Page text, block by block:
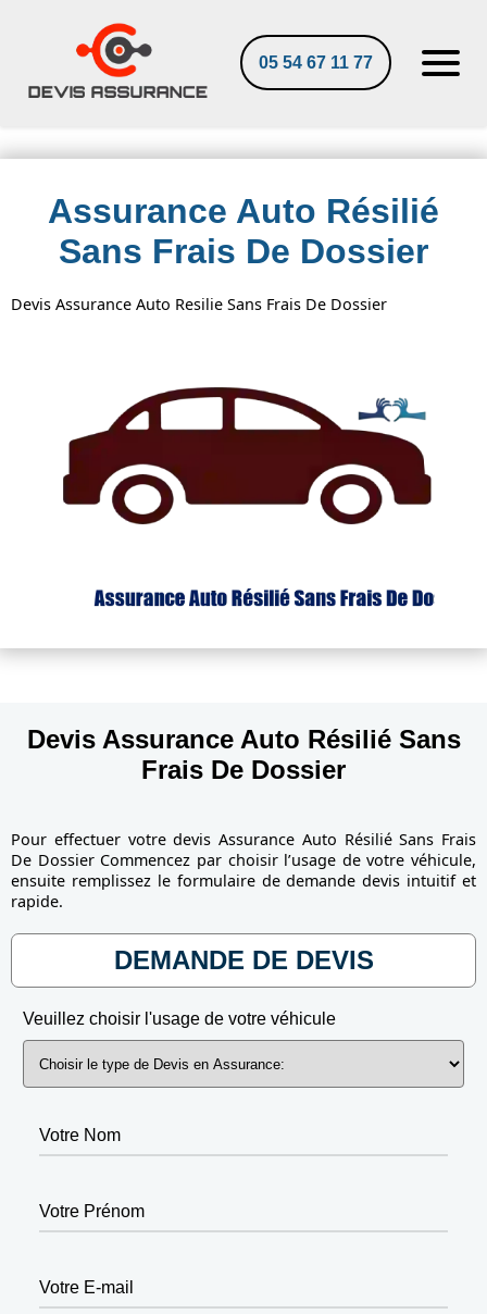
05 54 67 11 77
Assurance Auto Résilié
Sans Frais De Dossier
Devis Assurance Auto Resilie Sans Frais De Dossier
Devis Assurance Auto Résilié Sans
Frais De Dossier
Pour effectuer votre devis Assurance Auto Résilié Sans Frais
De Dossier Commencez par choisir l’usage de votre véhicule,
ensuite remplissez le formulaire de demande devis intuitif et
rapide.
DEMANDE DE DEVIS
Veuillez choisir l'usage de votre véhicule
Votre Nom
Votre Prénom
Votre E-mail